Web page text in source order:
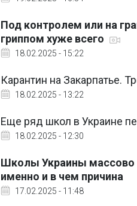
Под контролем или на
гриппом хуже всего
18.02.2025 - 15:22
Карантин на Закарпатье.
18.02.2025 - 13:22
Еще ряд школ в Украине
18.02.2025 - 12:30
Школы Украины массово
именно и в чем причина
17.02.2025 - 11:48